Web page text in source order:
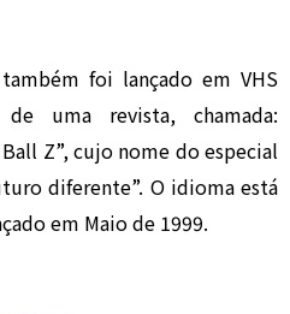
foi lançado em VHS
uma revista, chamada:
Z”, cujo nome do especial
diferente”. O idioma está
em Maio de 1999.